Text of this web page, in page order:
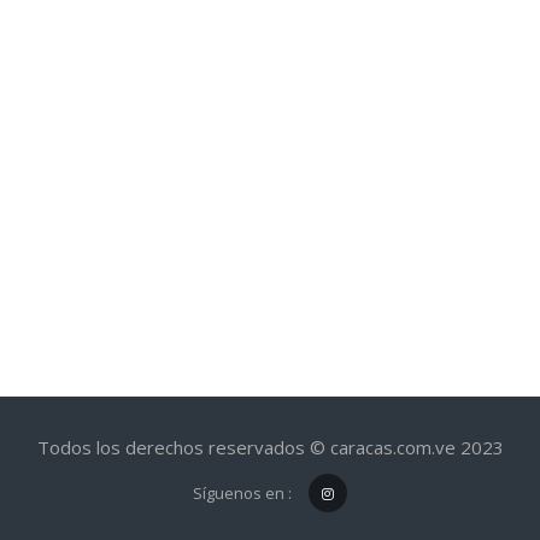
Todos los derechos reservados © caracas.com.ve 2023
Síguenos en :